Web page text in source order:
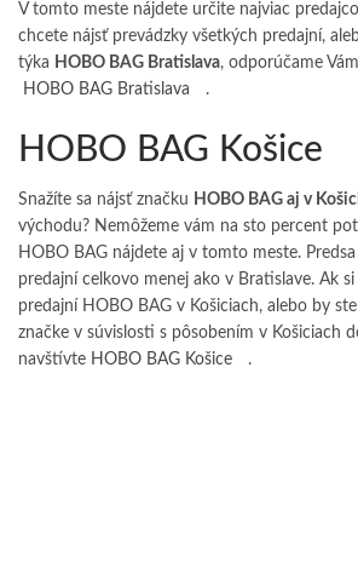
V tomto meste nájdete určite najviac
chcete nájsť prevádzky všetkých predajní,
týka HOBO BAG Bratislava, odporúčame
HOBO BAG Bratislava
.
HOBO BAG Košice
Snažíte sa nájsť značku HOBO BAG aj v
východu? Nemôžeme vám na sto percent
HOBO BAG nájdete aj v tomto meste.
predajní celkovo menej ako v Bratislave. Ak
predajní HOBO BAG v Košiciach, alebo by
značke v súvislosti s pôsobením v Košiciach
navštívte HOBO BAG Košice .